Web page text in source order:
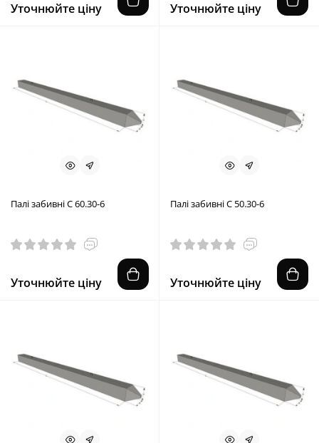
Уточнюйте ціну Уточнюйте ціну
Палі забивні С 60.30-6
Уточнюйте ціну
Палі забивні С 50.30-6
Уточнюйте ціну